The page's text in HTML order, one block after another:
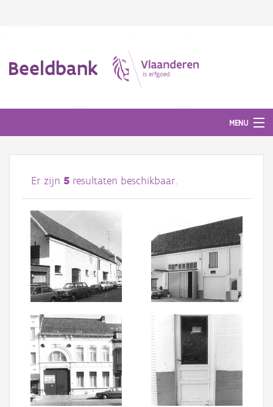
Beeldbank
MENU
Afbeeldingen
#BeeldIndeKijker
Hergebruik
Over ons
Aanmelden
Er zijn 5 resultaten beschikbaar.